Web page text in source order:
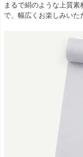
まるで絹のような上質
で、幅広くお楽しみいた